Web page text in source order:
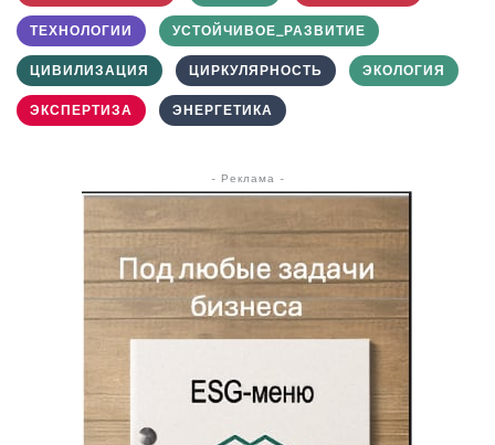
ТЕХНОЛОГИИ УСТОЙЧИВОЕ_РАЗВИТИЕ
ЦИВИЛИЗАЦИЯ ЦИРКУЛЯРНОСТЬ ЭКОЛОГИЯ
ЭКСПЕРТИЗА ЭНЕРГЕТИКА
- Реклама -